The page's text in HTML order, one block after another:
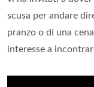
scusa per andare
pranzo o di una
interesse a